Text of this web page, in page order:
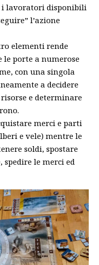
lavoratori disponibili
l’azione
elementi rende
le porte a numerose
con una singola
a decidere
e determinare
merci e parti
e vele) mentre le
soldi, spostare
spedire le merci ed